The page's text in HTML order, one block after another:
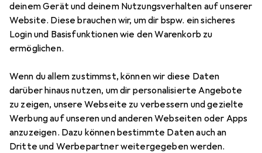
deinem Gerät und deinem Nutzungsverhalten auf unserer
Website. Diese brauchen wir, um dir bspw. ein sicheres
Login und Basisfunktionen wie den Warenkorb zu
ermöglichen.
Wenn du allem zustimmst, können wir diese Daten
darüber hinaus nutzen, um dir personalisierte Angebote
zu zeigen, unsere Webseite zu verbessern und gezielte
Werbung auf unseren und anderen Webseiten oder Apps
anzuzeigen. Dazu können bestimmte Daten auch an
Dritte und Werbepartner weitergegeben werden.
EFB ElektronikGmbH Blindstopfen
Kunststoff schwarz für Bohrung
ST/FC (D-hole), VPE100, Blindstopfen
für ungenutzte
Preis in EUR inkl. MwSt.
EUR
20,23
Schneller lieferbar